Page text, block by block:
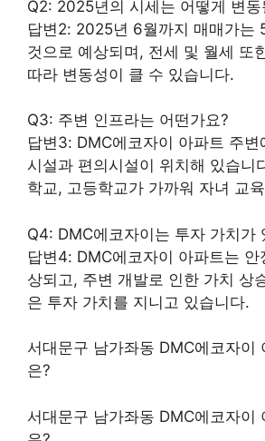
Q2: 2025년의 시세는 어떻게 변동
답변2: 2025년 6월까지 매매가는
것으로 예상되며, 전세 및 월세 또
따라 변동성이 클 수 있습니다.
Q3: 주변 인프라는 어떤가요?
답변3: DMC에코자이 아파트 주변
시설과 편의시설이 위치해 있습니
학교, 고등학교가 가까워 자녀 교
Q4: DMC에코자이는 투자 가치가
답변4: DMC에코자이 아파트는 안
상되고, 주변 개발로 인한 가치 상
은 투자 가치를 지니고 있습니다.
서대문구 남가좌동 DMC에코자이
은?
서대문구 남가좌동 DMC에코자이